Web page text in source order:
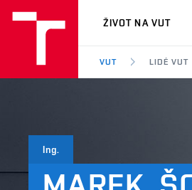
VUT
ŽIVOT NA VUT
VUT LIDÉ VUT
Ing.